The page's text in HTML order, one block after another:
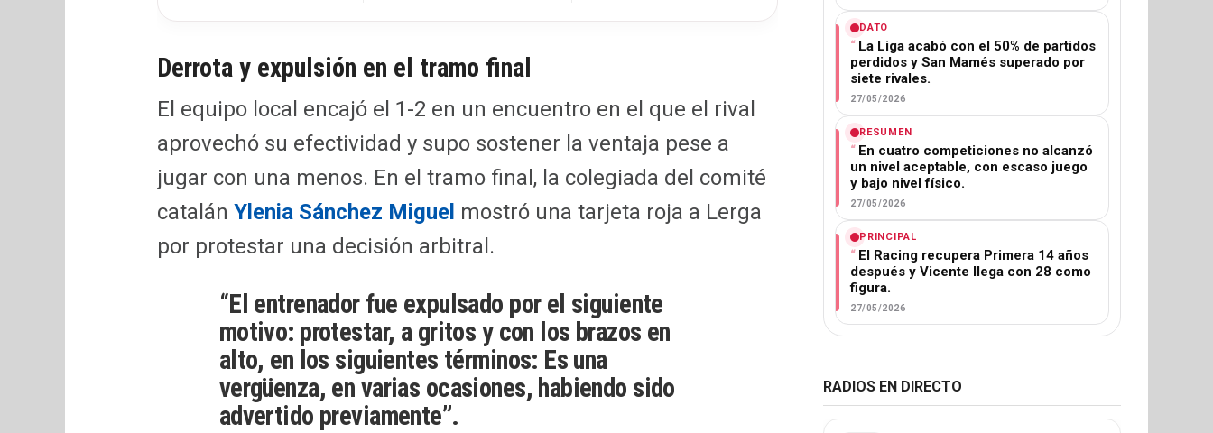
Derrota y expulsión en el tramo final
El equipo local encajó el 1-2 en un encuentro en el que el rival
aprovechó su efectividad y supo sostener la ventaja pese a
jugar con una menos. En el tramo final, la colegiada del comité
catalán Ylenia Sánchez Miguel mostró una tarjeta roja a Lerga
por protestar una decisión arbitral.
“El entrenador fue expulsado por el siguiente
motivo: protestar, a gritos y con los brazos en
alto, en los siguientes términos: Es una
vergüenza, en varias ocasiones, habiendo sido
advertido previamente”.
DATO
La Liga acabó con el 50% de partidos
perdidos y San Mamés superado por
siete rivales.
27/05/2026
RESUMEN
En cuatro competiciones no alcanzó
un nivel aceptable, con escaso juego
y bajo nivel físico.
27/05/2026
PRINCIPAL
El Racing recupera Primera 14 años
después y Vicente llega con 28 como
figura.
27/05/2026
RADIOS EN DIRECTO